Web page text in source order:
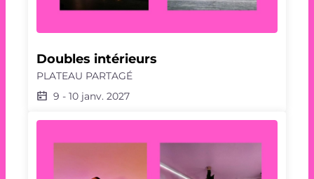
Doubles intérieurs
PLATEAU PARTAGÉ
9 - 10 janv. 2027